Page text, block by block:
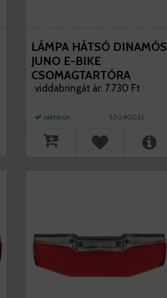
LÁMPA HÁTSÓ DINAMÓS
JUNO E-BIKE
CSOMAGTARTÓRA
80MM AM KARTONON
viddabringát ár: 7.730 Ft
raktáron 55040032